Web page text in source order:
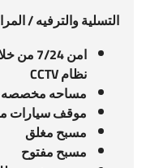
التسلية والترفيه /
امن 7/
نظام
مساحه مخصصه
موقف سيارات
مسبح مغلق
مسبح مفتوح